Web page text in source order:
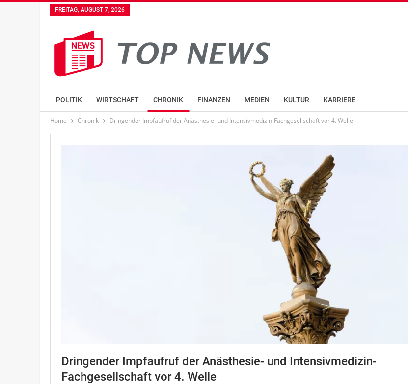
FREITAG, AUGUST 7, 2026
POLITIK WIRTSCHAFT CHRONIK FINANZEN MEDIEN KULTUR KARRIERE
Home Chronik Dringender Impfaufruf der Anästhesie- und Intensivmedizin-Fachgesellschaft vor 4. Welle
Dringender Impfaufruf der Anästhesie- und Intensivmedizin-
Fachgesellschaft vor 4. Welle